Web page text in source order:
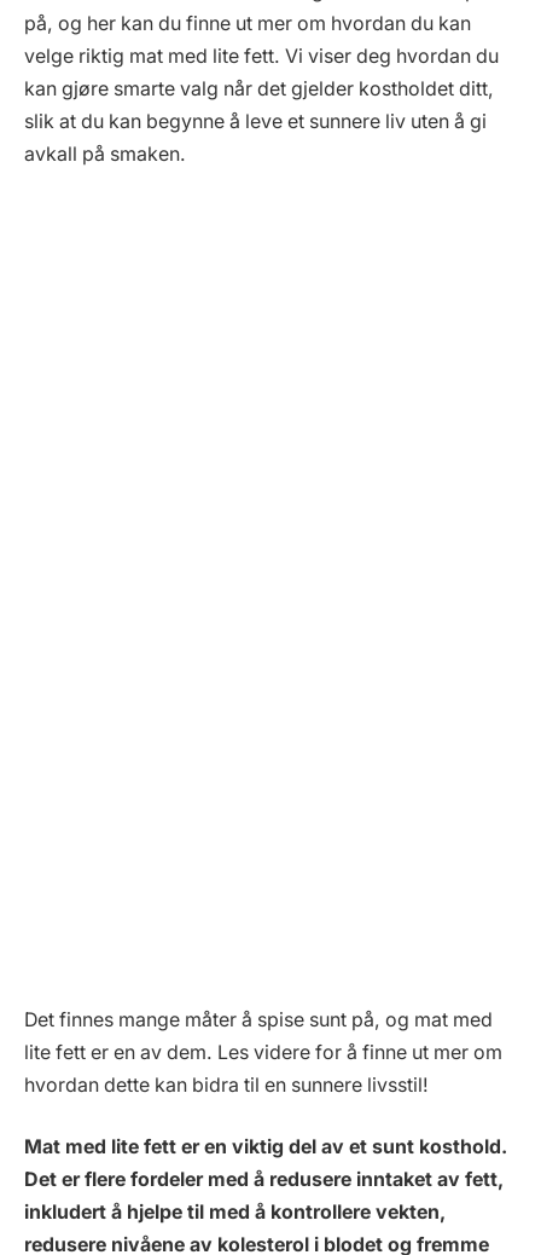
på, og her kan du finne ut mer om hvordan du kan
velge riktig mat med lite fett. Vi viser deg hvordan du
kan gjøre smarte valg når det gjelder kostholdet ditt,
slik at du kan begynne å leve et sunnere liv uten å gi
avkall på smaken.
Det finnes mange måter å spise sunt på, og mat med
lite fett er en av dem. Les videre for å finne ut mer om
hvordan dette kan bidra til en sunnere livsstil!
Mat med lite fett er en viktig del av et sunt kosthold.
Det er flere fordeler med å redusere inntaket av fett,
inkludert å hjelpe til med å kontrollere vekten,
redusere nivåene av kolesterol i blodet og fremme